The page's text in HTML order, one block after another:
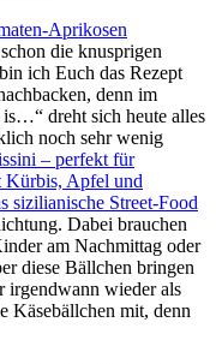
Aprikosen
die knusprigen
ich Euch das Rezept
denn im
dreht sich heute alles
noch sehr wenig
– perfekt für
Kürbis, Apfel und
sizilianische Street-Food
Dabei brauchen
am Nachmittag oder
diese Bällchen bringen
wieder als
Käsebällchen mit, denn